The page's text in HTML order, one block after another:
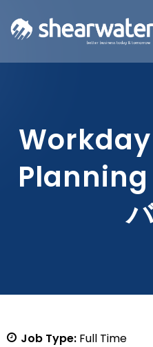
Job Type: Full Time